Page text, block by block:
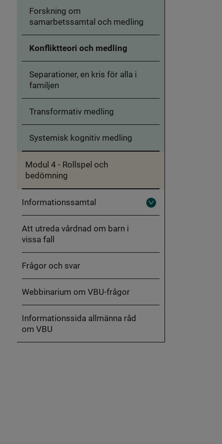
Forskning om
samarbetssamtal och medling
Konfliktteori och medling
Separationer, en kris för alla i
familjen
Transformativ medling
Systemisk kognitiv medling
Modul 4 - Rollspel och
bedömning
Informationssamtal
Fäll
ut
Att utreda vårdnad om barn i
vissa fall
Frågor och svar
Webbinarium om VBU-frågor
Informationssida allmänna råd
om VBU